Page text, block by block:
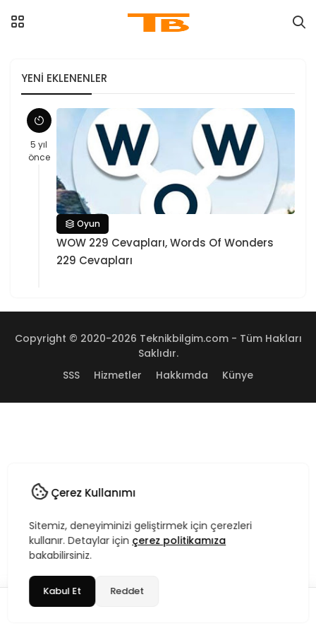
YENI EKLENENLER
5 yıl
önce
Oyun
WOW 229 Cevapları, Words Of Wonders
229 Cevapları
Copyright © 2020-2026 Teknikbilgim.com - Tüm Hakları
Saklıdır.
SSS
Hizmetler Hakkımda Künye
Çerez Kullanımı
Sitemiz, deneyiminizi geliştirmek için çerezleri
kullanır. Detaylar için çerez politikamıza
bakabilirsiniz.
Kabul Et Reddet